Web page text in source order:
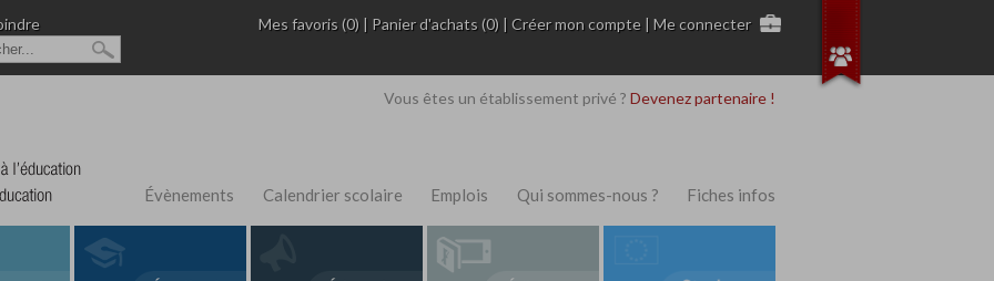
Mes favoris (0) | Panier d'achats (0) |Créer mon compte |Me connecter
Vous êtes un établissement privé ? Devenez partenaire !
Évènements Calendrier scolaire Emplois Qui sommes-nous ? Fiches infos